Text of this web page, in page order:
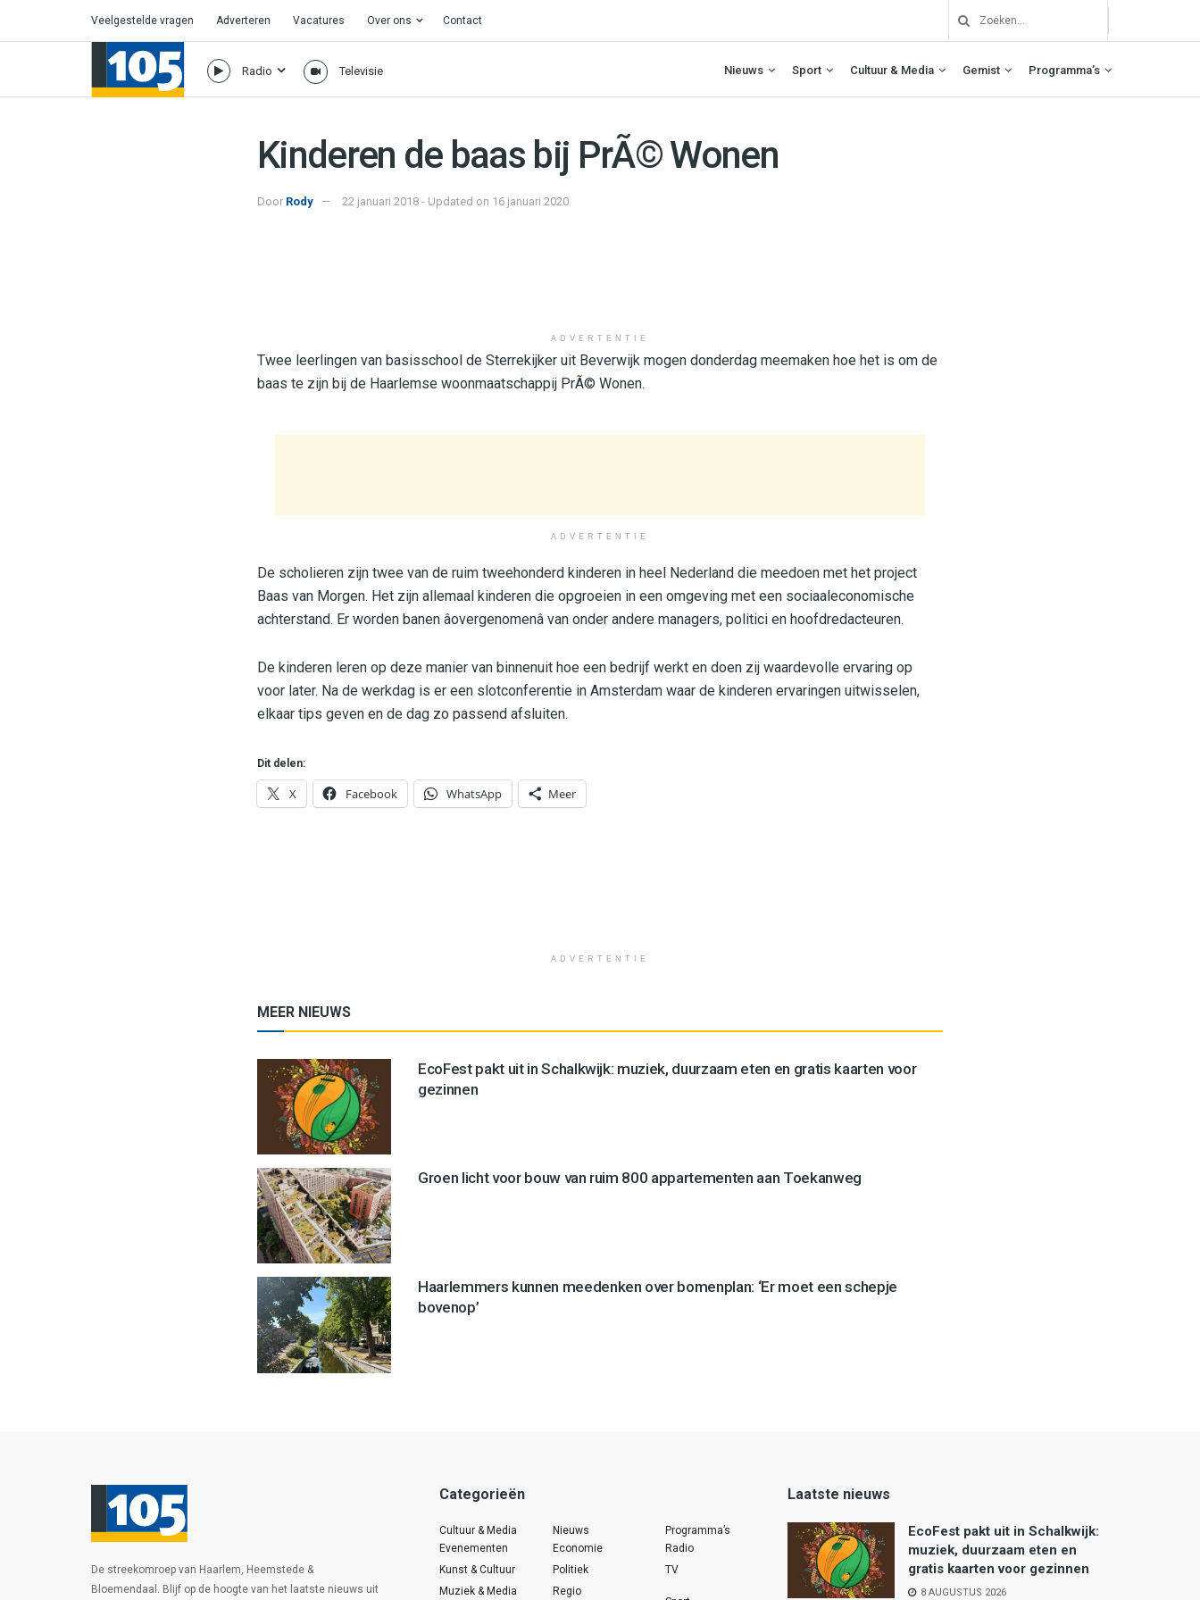
Veelgestelde vragen Adverteren Vacatures Over ons Contact
Radio Televisie Nieuws Sport Cultuur & Media Gemist Programma’s
Kinderen de baas bij PrÃ© Wonen
Door Rody 22 januari 2018 - Updated on 16 januari 2020
ADVERTENTIE
Twee leerlingen van basisschool de Sterrekijker uit Beverwijk mogen donderdag meemaken hoe het is om de
baas te zijn bij de Haarlemse woonmaatschappij PrÃ© Wonen.
ADVERTENTIE
De scholieren zijn twee van de ruim tweehonderd kinderen in heel Nederland die meedoen met het project
Baas van Morgen. Het zijn allemaal kinderen die opgroeien in een omgeving met een sociaaleconomische
achterstand. Er worden banen âovergenomenâ van onder andere managers, politici en hoofdredacteuren.
De kinderen leren op deze manier van binnenuit hoe een bedrijf werkt en doen zij waardevolle ervaring op
voor later. Na de werkdag is er een slotconferentie in Amsterdam waar de kinderen ervaringen uitwisselen,
elkaar tips geven en de dag zo passend afsluiten.
Dit delen:
X Facebook WhatsApp Meer
ADVERTENTIE
MEER NIEUWS
EcoFest pakt uit in Schalkwijk: muziek, duurzaam eten en gratis kaarten voor
gezinnen
Groen licht voor bouw van ruim 800 appartementen aan Toekanweg
Haarlemmers kunnen meedenken over bomenplan: ‘Er moet een schepje
bovenop’
De streekomroep van Haarlem, Heemstede &
Bloemendaal. Blijf op de hoogte van het laatste nieuws uit
Categorieën
Cultuur & Media
Evenementen
Kunst & Cultuur
Muziek & Media
Nieuws
Economie
Politiek
Regio
Programma’s
Radio
TV
Laatste nieuws
EcoFest pakt uit in Schalkwijk:
muziek, duurzaam eten en
gratis kaarten voor gezinnen
8 AUGUSTUS 2026